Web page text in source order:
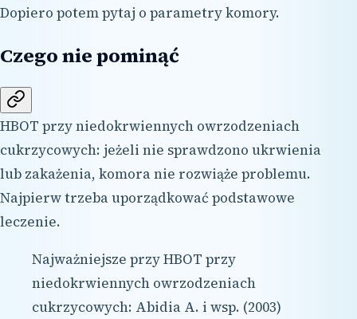
Dopiero potem pytaj o parametry komory.
Czego nie pominąć
HBOT przy niedokrwiennych owrzodzeniach
cukrzycowych: jeżeli nie sprawdzono ukrwienia
lub zakażenia, komora nie rozwiąże problemu.
Najpierw trzeba uporządkować podstawowe
leczenie.
Najważniejsze przy HBOT przy
niedokrwiennych owrzodzeniach
cukrzycowych: Abidia A. i wsp. (2003)